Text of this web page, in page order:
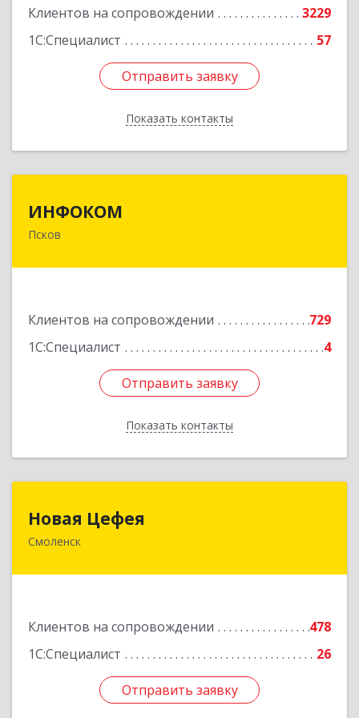
Клиентов на сопровождении
3229
1С:Специалист
57
Отправить заявку
Показать контакты
Отправить заявку
Назад
ИНФОКОМ
Псков
Клиентов на сопровождении
729
1С:Специалист
4
Отправить заявку
Показать контакты
180000, Псковская обл, Псков г, Советская ул,
Отправить заявку
Назад
Новая Цефея
Смоленск
Клиентов на сопровождении
478
1С:Специалист
26
Отправить заявку
214018, Смоленская обл, Смоленск г, Раевского
Отправить заявку